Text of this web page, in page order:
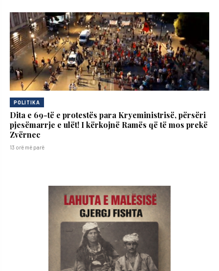
POLITIKA
Dita e 69-të e protestës para Kryeministrisë, përsëri
pjesëmarrje e ulët! I kërkojnë Ramës që të mos prekë
Zvërnec
13 orë më parë